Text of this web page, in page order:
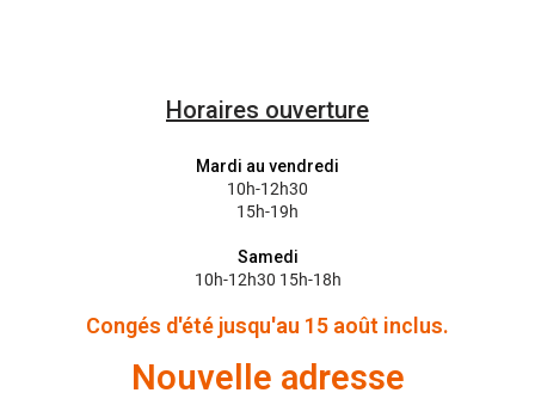
Horaires ouverture
Mardi au vendredi
10h-12h30
15h-19h
Samedi
10h-12h30 15h-18h
Congés d'été jusqu'au 15 août inclus.
Nouvelle adresse